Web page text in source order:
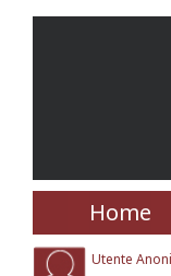
Home
Utente